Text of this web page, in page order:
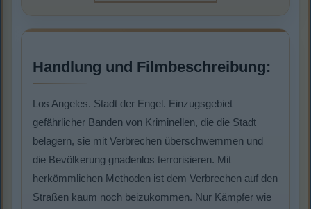
Handlung und Filmbeschreibung:
Los Angeles. Stadt der Engel. Einzugsgebiet
gefährlicher Banden von Kriminellen, die die Stadt
belagern, sie mit Verbrechen überschwemmen und
die Bevölkerung gnadenlos terrorisieren. Mit
herkömmlichen Methoden ist dem Verbrechen auf den
Straßen kaum noch beizukommen. Nur Kämpfer wie